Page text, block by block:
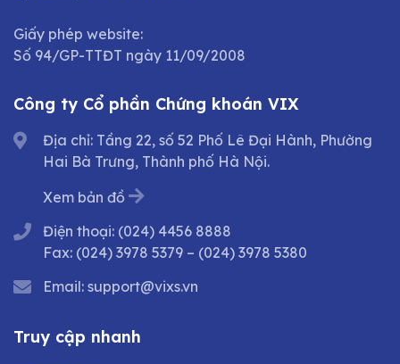
Giấy phép website:
Số 94/GP-TTĐT ngày 11/09/2008
Công ty Cổ phần Chứng khoán VIX
Địa chỉ: Tầng 22, số 52 Phố Lê Đại Hành, Phường
Hai Bà Trưng, Thành phố Hà Nội.
Xem bản đồ
Điện thoại: (024) 4456 8888
Fax: (024) 3978 5379 – (024) 3978 5380
Email: support@vixs.vn
Truy cập nhanh